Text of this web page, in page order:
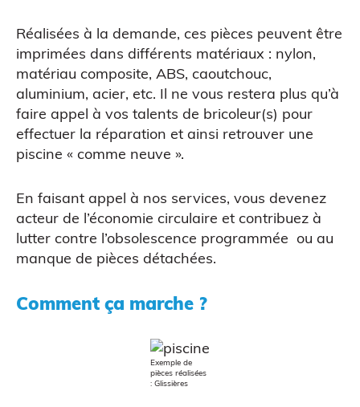
Figurine bobble head
Réalisées à la demande, ces pièces peuvent être
imprimées dans différents matériaux : nylon,
matériau composite, ABS, caoutchouc,
aluminium, acier, etc. Il ne vous restera plus qu’à
faire appel à vos talents de bricoleur(s) pour
effectuer la réparation et ainsi retrouver une
piscine « comme neuve ».
En faisant appel à nos services, vous devenez
acteur de l’économie circulaire et contribuez à
lutter contre l’obsolescence programmée ou au
manque de pièces détachées.
Comment ça marche ?
Exemple de
pièces réalisées
: Glissières